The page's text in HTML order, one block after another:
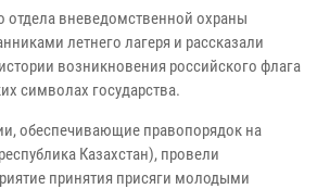
отдела вневедомственной охраны
летнего лагеря и рассказали
возникновения российского флага
символах государства.
обеспечивающие правопорядок на
Казахстан), провели
принятия присяги молодыми